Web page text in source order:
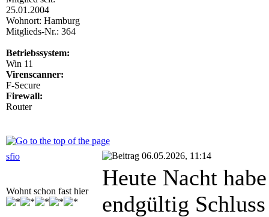
25.01.2004
Wohnort: Hamburg
Mitglieds-Nr.: 364
Betriebssystem:
Win 11
Virenscanner:
F-Secure
Firewall:
Router
sfio 06.05.2026, 11:14
Wohnt schon fast hier
Heute Nacht
endgültig